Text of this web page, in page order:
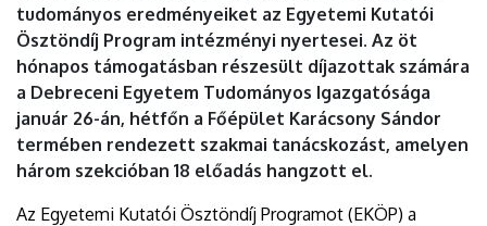
tudományos eredményeiket az Egyetemi Kutatói
Ösztöndíj Program intézményi nyertesei. Az öt
hónapos támogatásban részesült díjazottak számára
a Debreceni Egyetem Tudományos Igazgatósága
január 26-án, hétfőn a Főépület Karácsony Sándor
termében rendezett szakmai tanácskozást, amelyen
három szekcióban 18 előadás hangzott el.
Az Egyetemi Kutatói Ösztöndíj Programot (EKÖP) a